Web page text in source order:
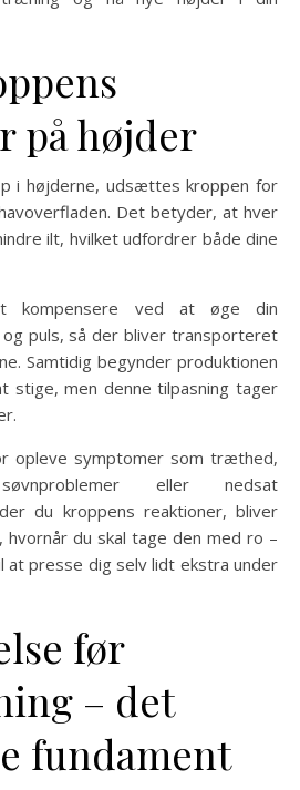
på højder
i højderne, udsættes kroppen for
Det betyder, at hver
ilt, hvilket udfordrer både dine
kompensere ved at øge din
puls, så der bliver transporteret
Samtidig begynder produktionen
stige, men denne tilpasning tager
opleve symptomer som træthed,
eller nedsat
du kroppens reaktioner, bliver
du skal tage den med ro –
at presse dig selv lidt ekstra under
før
– det
fundament